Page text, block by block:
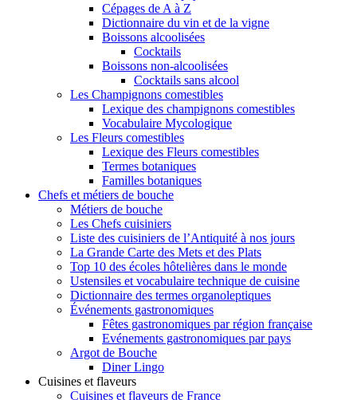
Cépages de A à Z
Dictionnaire du vin et de la vigne
Boissons alcoolisées
Cocktails
Boissons non-alcoolisées
Cocktails sans alcool
Les Champignons comestibles
Lexique des champignons comestibles
Vocabulaire Mycologique
Les Fleurs comestibles
Lexique des Fleurs comestibles
Termes botaniques
Familles botaniques
Chefs et métiers de bouche
Métiers de bouche
Les Chefs cuisiniers
Liste des cuisiniers de l’Antiquité à nos jours
La Grande Carte des Mets et des Plats
Top 10 des écoles hôtelières dans le monde
Ustensiles et vocabulaire technique de cuisine
Dictionnaire des termes organoleptiques
Événements gastronomiques
Fêtes gastronomiques par région française
Evénements gastronomiques par pays
Argot de Bouche
Diner Lingo
Cuisines et flaveurs
Cuisines et flaveurs de France